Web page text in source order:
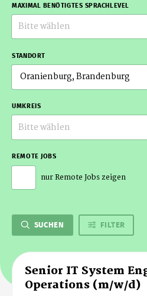
MAXIMAL BENÖTIGTES SPRACHLEVEL
Bitte wählen
STANDORT
UMKREIS
Bitte wählen
REMOTE JOBS
nur Remote Jobs zeigen
SUCHEN FILTER
Senior IT System
Operations (m/w/d)